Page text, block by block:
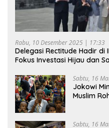
Rabu, 10 Desember 2025 | 17:33
Delegasi Rectitude Hadir di
Fokus Investasi Hijau dan
Sabtu, 16
Jokowi
Muslim
Sabtu, 16